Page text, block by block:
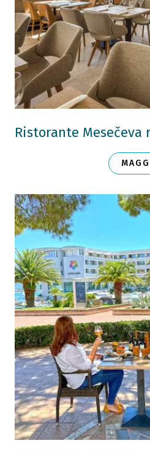
Ristorante Mesečeva